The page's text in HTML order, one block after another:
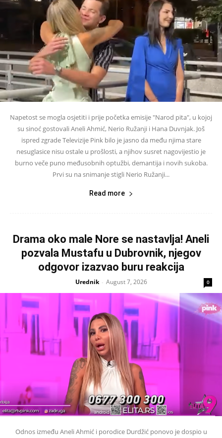
Napetost se mogla osjetiti i prije početka emisije "Narod pita", u kojoj
su sinoć gostovali Aneli Ahmić, Nerio Ružanji i Hana Duvnjak. Još
ispred zgrade Televizije Pink bilo je jasno da među njima stare
nesuglasice nisu ostale u prošlosti, a njihov susret nagovijestio je
burno veče puno međusobnih optužbi, demantija i novih sukoba.
Prvi su na snimanje stigli Nerio Ružanji...
Read more
Drama oko male Nore se nastavlja! Aneli
pozvala Mustafu u Dubrovnik, njegov
odgovor izazvao buru reakcija
Urednik - August 7, 2026 0
Odnos između Aneli Ahmić i porodice Durdžić ponovo je dospio u